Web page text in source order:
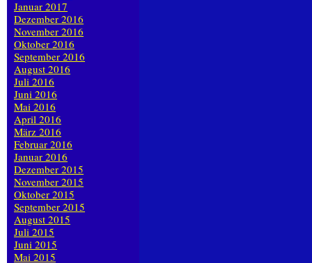
Januar 2017
Dezember 2016
November 2016
Oktober 2016
September 2016
August 2016
Juli 2016
Juni 2016
Mai 2016
April 2016
März 2016
Februar 2016
Januar 2016
Dezember 2015
November 2015
Oktober 2015
September 2015
August 2015
Juli 2015
Juni 2015
Mai 2015